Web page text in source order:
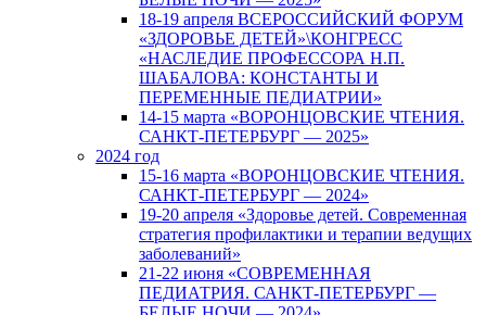
18-19 апреля ВСЕРОССИЙСКИЙ ФОРУМ
«ЗДОРОВЬЕ ДЕТЕЙ»\КОНГРЕСС
«НАСЛЕДИЕ ПРОФЕССОРА Н.П.
ШАБАЛОВА: КОНСТАНТЫ И
ПЕРЕМЕННЫЕ ПЕДИАТРИИ»
14-15 марта «ВОРОНЦОВСКИЕ ЧТЕНИЯ.
САНКТ-ПЕТЕРБУРГ — 2025»
2024 год
15-16 марта «ВОРОНЦОВСКИЕ ЧТЕНИЯ.
САНКТ-ПЕТЕРБУРГ — 2024»
19-20 апреля «Здоровье детей. Современная
стратегия профилактики и терапии ведущих
заболеваний»
21-22 июня «СОВРЕМЕННАЯ
ПЕДИАТРИЯ. САНКТ-ПЕТЕРБУРГ —